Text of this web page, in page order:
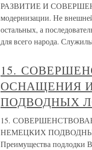
РАЗВИТИЕ И
модернизации. Не
остальных, а
для всего народа.
15.
ОСНАЩЕНИЯ
ПОДВОДНЫХ
15.
НЕМЕЦКИХ ПОДВОДНЫХ
Преимущества подлодки